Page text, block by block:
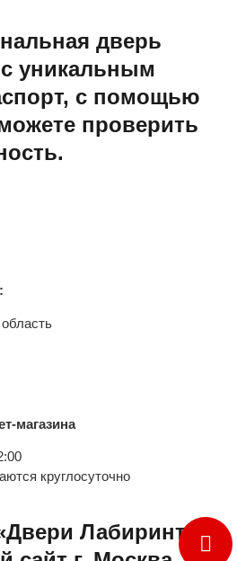
дверь
уникальным
с помощью
проверить
магазина
круглосуточно
Лабиринт» -